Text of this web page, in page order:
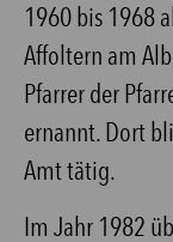
1960 bis 1968
Affoltern am
Pfarrer der
ernannt. Dort
Amt tätig.
Im Jahr 1982